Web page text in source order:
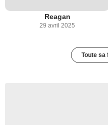
Reagan
29 avril 2025
Toute sa